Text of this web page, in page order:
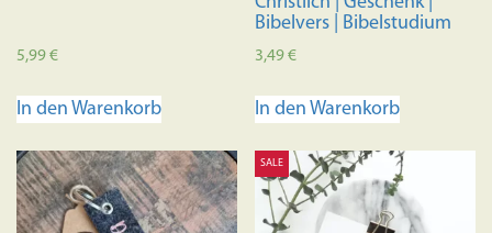
5,99€
In den Warenkorb
Bibelvers | Bibelstudium
3,49€
In den Warenkorb
SALE